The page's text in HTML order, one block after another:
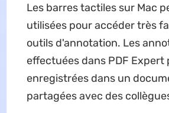
Les barres tactiles sur Mac
utilisées pour accéder très
outils d'annotation. Les
effectuées dans PDF
enregistrées dans un
partagées avec des